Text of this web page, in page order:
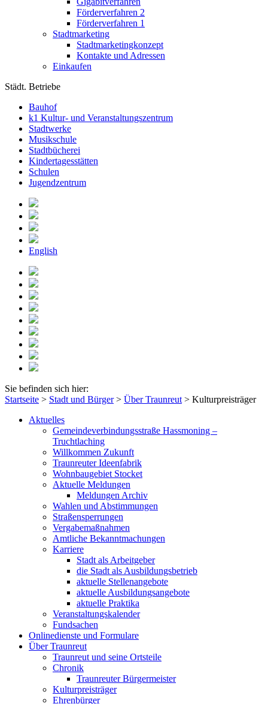
Förderverfahren 2
Förderverfahren 1
Stadtmarketing
Stadtmarketingkonzept
Kontakte und Adressen
Einkaufen
Städt. Betriebe
Bauhof
k1 Kultur- und Veranstaltungszentrum
Stadtwerke
Musikschule
Stadtbücherei
Kindertagesstätten
Schulen
Jugendzentrum
English
Sie befinden sich hier:
Startseite > Stadt und Bürger> Über Traunreut > Kulturpreisträger
Aktuelles
Gemeindeverbindungsstraße Hassmoning –
Truchtlaching
Willkommen Zukunft
Traunreuter Ideenfabrik
Wohnbaugebiet Stocket
Aktuelle Meldungen
Meldungen Archiv
Wahlen und Abstimmungen
Straßensperrungen
Vergabemaßnahmen
Amtliche Bekanntmachungen
Karriere
Stadt als Arbeitgeber
die Stadt als Ausbildungsbetrieb
aktuelle Stellenangebote
aktuelle Ausbildungsangebote
aktuelle Praktika
Veranstaltungskalender
Fundsachen
Onlinedienste und Formulare
Über Traunreut
Traunreut und seine Ortsteile
Chronik
Traunreuter Bürgermeister
Kulturpreisträger
Ehrenbürger